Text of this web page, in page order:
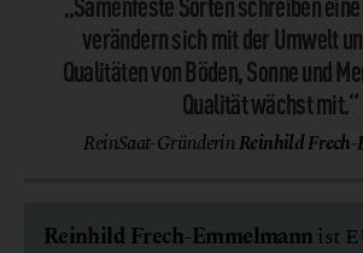
verändern sich mit der Umwelt
Qualitäten von Böden, Sonne und
Qualität wächst mit.“
ReinSaat-GründerinReinhild
Reinhild Frech-Emmelmannist